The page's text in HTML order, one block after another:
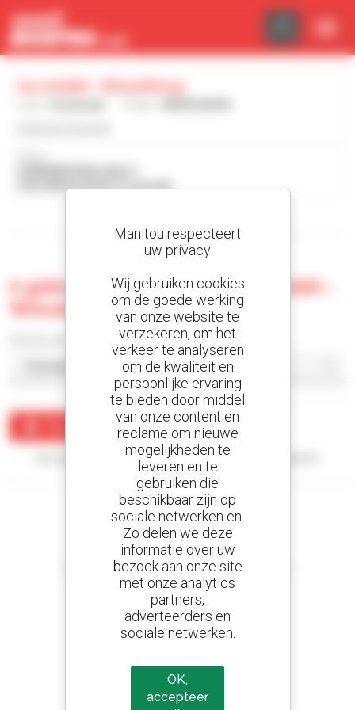
0 gebruikte machine bij Aca Gmbh -
Wieselburg
Maak een waarschuwing
Uw zoekopdracht heeft geen enkel resultaat opgeleverd.
Stel meldingen in
en ontvang advertenties van tweedehandsmaterieel
Cookies beheer paneel
Manitou respecteert
uw privacy
Wij gebruiken cookies
om de goede werking
van onze website te
verzekeren, om het
verkeer te analyseren
om de kwaliteit en
persoonlijke ervaring
te bieden door middel
van onze content en
reclame om nieuwe
mogelijkheden te
leveren en te
gebruiken die
beschikbaar zijn op
sociale netwerken en.
Zo delen we deze
informatie over uw
bezoek aan onze site
met onze analytics
partners,
adverteerders en
sociale netwerken.
OK,
accepteer